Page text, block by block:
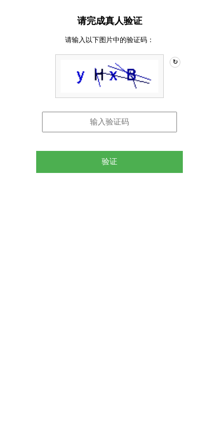
请完成真人验证
请输入以下图片中的验证码：
↻
验证